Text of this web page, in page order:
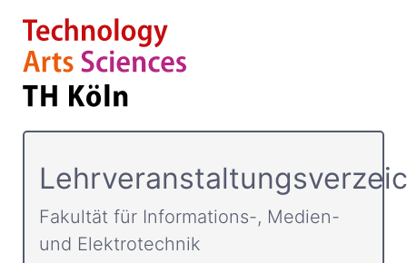
Fakultät für Informations-, Medien-
und Elektrotechnik